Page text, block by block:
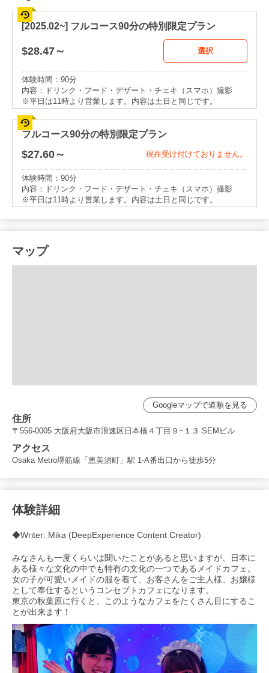
[2025.02~] フルコース90分の特別限定プラン
$28.47～ 選択
体験時間：90分
内容：ドリンク・フード・デザート・チェキ（スマホ）撮影
※平日は11時より営業します。内容は土日と同じです。
フルコース90分の特別限定プラン
$27.60～ 現在受け付けておりません。
体験時間：90分
内容：ドリンク・フード・デザート・チェキ（スマホ）撮影
※平日は11時より営業します。内容は土日と同じです。
マップ
Googleマップで道順を見る
住所
〒556-0005 大阪府大阪市浪速区日本橋４丁目９−１３ SEMビル
アクセス
Osaka Metro堺筋線「恵美須町」駅 1-A番出口から徒歩5分
体験詳細
◆Writer: Mika (DeepExperience Content Creator)
みなさんも一度くらいは聞いたことがあると思いますが、日本に
ある様々な文化の中でも特有の文化の一つであるメイドカフェ。
女の子が可愛いメイドの服を着て、お客さんをご主人様、お嬢様
として奉仕するというコンセプトカフェになります。
東京の秋葉原に行くと、このようなカフェをたくさん目にするこ
とが出来ます！